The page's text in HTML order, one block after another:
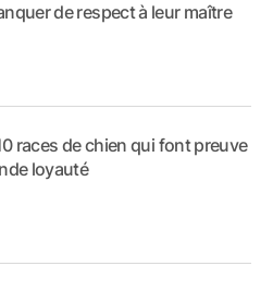
de respect à leur maître
races de chien qui font preuve
loyauté